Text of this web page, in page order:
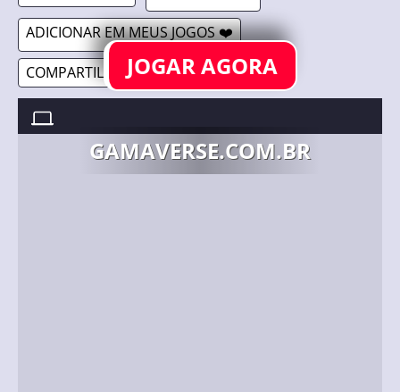
ADICIONAR EM MEUS JOGOS ❤️
COMPARTILHAR 🔗JOGAR AGORA
GAMAVERSE.COM.BR
PUT A RING ON IT //